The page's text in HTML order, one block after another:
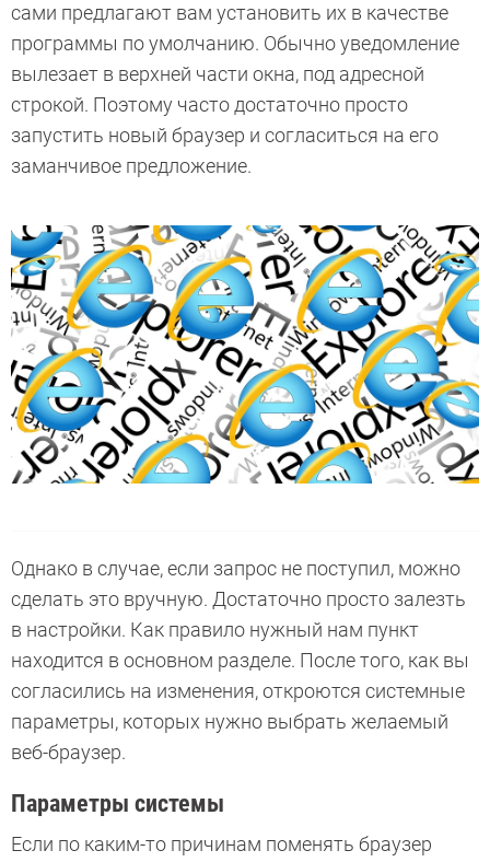
сами предлагают вам установить их в качестве
программы по умолчанию. Обычно уведомление
вылезает в верхней части окна, под адресной
строкой. Поэтому часто достаточно просто
запустить новый браузер и согласиться на его
заманчивое предложение.
Однако в случае, если запрос не поступил, можно
сделать это вручную. Достаточно просто залезть
в настройки. Как правило нужный нам пункт
находится в основном разделе. После того, как вы
согласились на изменения, откроются системные
параметры, которых нужно выбрать желаемый
веб-браузер.
Параметры системы
Если по каким-то причинам поменять браузер